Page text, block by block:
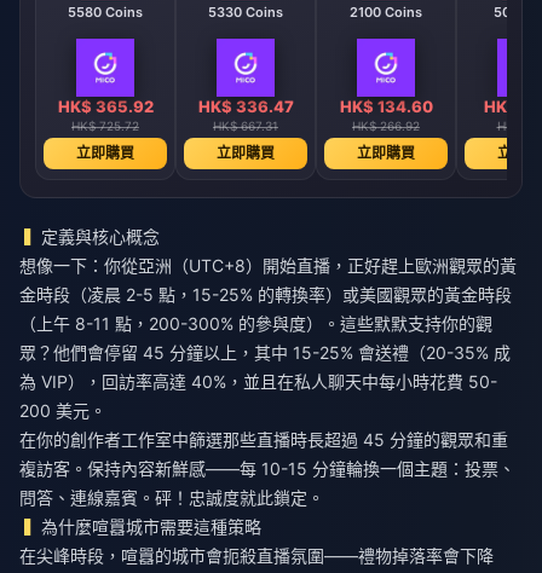
5580 Coins
HK$ 365.92
HK$ 725.72
立即購買
5330 Coins
HK$ 336.47
HK$ 667.31
立即購買
2100 Coins
HK$ 134.60
HK$ 266.92
立即購買
508
HK$
HK$
立即
定義與核心概念
想像一下：你從亞洲（UTC+8）開始直播，正好趕上歐洲觀眾的黃
金時段（凌晨 2-5 點，15-25% 的轉換率）或美國觀眾的黃金時段
（上午 8-11 點，200-300% 的參與度）。這些默默支持你的觀
眾？他們會停留 45 分鐘以上，其中 15-25% 會送禮（20-35% 成
為 VIP），回訪率高達 40%，並且在私人聊天中每小時花費 50-
200 美元。
在你的創作者工作室中篩選那些直播時長超過 45 分鐘的觀眾和重
複訪客。保持內容新鮮感——每 10-15 分鐘輪換一個主題：投票、
問答、連線嘉賓。砰！忠誠度就此鎖定。
為什麼喧囂城市需要這種策略
在尖峰時段，喧囂的城市會扼殺直播氛圍——禮物掉落率會下降